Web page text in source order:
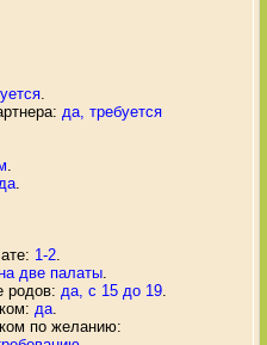
да, требуется
да
1-2
две палаты
родов: да, с 15 до 19
да
по желанию: